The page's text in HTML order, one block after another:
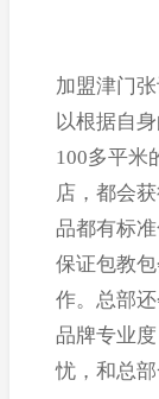
加盟津门
以根据自
100多平米
店，都会
品都有标
保证包教
作。总部
品牌专业
忧，和总部